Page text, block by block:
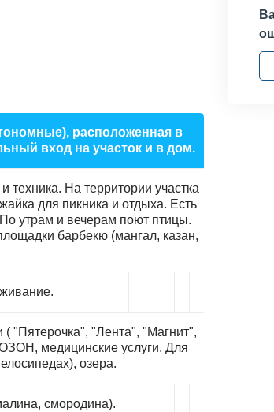
расположенная в
вход на участок и в дом.
На территории участка
для пикника и отдыха. Есть
утрам и вечерам поют птицы.
барбекю (мангал, казан,
"Пятерочка", "Лента", "Магнит",
медицинские услуги. Для
озера.
смородина).